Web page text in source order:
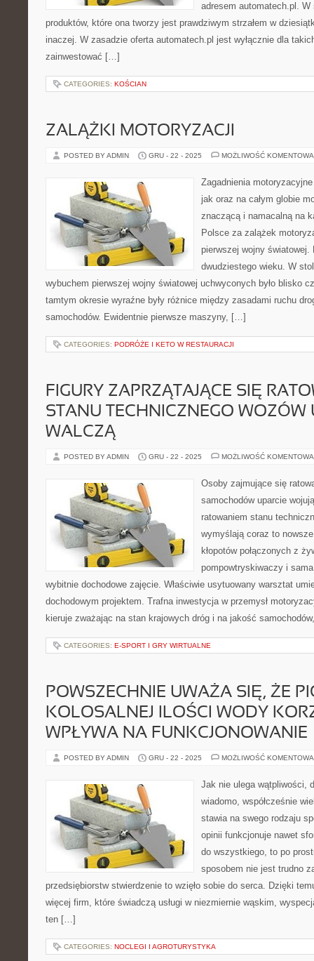
adresem automatech.pl.
produktów, które ona tworzy jest prawdziwym strzałem w
inaczej. W zasadzie oferta automatech.pl jest wyłącznie dla
zainwestować […]
CATEGORIES: KOŚCIAN
ZALĄŻKI MOTORYZACJI
POSTED BY ADMIN GRU - 22 - 2025 MOŻLIWOŚĆ
Zagadnienia
jak oraz na całym globie
znaczącą i namacalną na
Polsce za zalążek
pierwszej wojny światowej.
dwudziestego wieku. W
wybuchem pierwszej wojny światowej uchwyconych było blisko
tamtym okresie wyraźne były różnice między zasadami ruchu
samochodów. Ewidentnie pierwsze maszyny, […]
CATEGORIES: PODRÓŻE I KETO W RESTAURACJI
FIGURY ZAPRZĄTAJĄCE SIĘ
STANU TECHNICZNEGO WOZÓW
WALCZĄ
POSTED BY ADMIN GRU - 22 - 2025 MOŻLIWOŚĆ
Osoby zajmujące się
samochodów uparcie
ratowaniem stanu
wymyślają coraz to
kłopotów połączonych z
pompowtryskiwaczy i
wybitnie dochodowe zajęcie. Właściwie usytuowany warsztat
dochodowym projektem. Trafna inwestycja w przemysł
kieruje zważając na stan krajowych dróg i na jakość
CATEGORIES: E-SPORT I GRY WIRTUALNE
POWSZECHNIE UWAŻA SIĘ, ŻE
KOLOSALNEJ ILOŚCI WODY
WPŁYWA NA FUNKCJONOWANIE
POSTED BY ADMIN GRU - 22 - 2025 MOŻLIWOŚĆ
Jak nie ulega wątpliwości,
wiadomo, współcześnie
stawia na swego rodzaju
opinii funkcjonuje nawet
do wszystkiego, to po
sposobem nie jest trudno
przedsiębiorstw stwierdzenie to wzięło sobie do serca. Dzięki
więcej firm, które świadczą usługi w niezmiernie wąskim,
ten […]
CATEGORIES: NOCLEGI I AGROTURYSTYKA